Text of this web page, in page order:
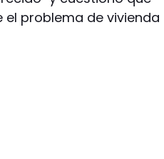
problema de vivienda